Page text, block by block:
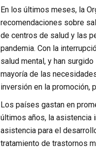
En los últimos meses, la
recomendaciones sobre
de centros de salud y las
pandemia. Con la
salud mental, y han
mayoría de las
inversión en la promoción,
Los países gastan en
últimos años, la asistencia
asistencia para el
tratamiento de trastornos